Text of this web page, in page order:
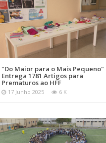
"Do Maior para o Mais Pequeno"
Entrega 1781 Artigos para
Prematuros ao HFF
17 Junho 2025 6 K